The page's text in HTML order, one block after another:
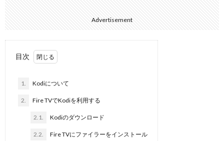
Advertisement
目次
1. Kodiについて
2. Fire TVでKodiを利用する
2.1. Kodiのダウンロード
2.2. Fire TVにファイラーをインストール